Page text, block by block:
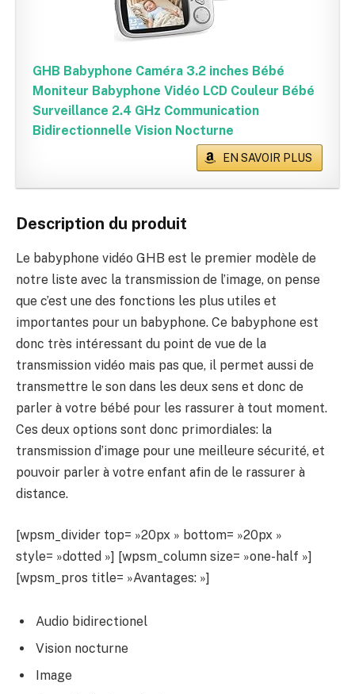
GHB Babyphone Caméra 3.2 inches Bébé
Moniteur Babyphone Vidéo LCD Couleur Bébé
Surveillance 2.4 GHz Communication
Bidirectionnelle Vision Nocturne
EN SAVOIR PLUS
Description du produit
Le babyphone vidéo GHB est le premier modèle de
notre liste avec la transmission de l’image, on pense
que c’est une des fonctions les plus utiles et
importantes pour un babyphone. Ce babyphone est
donc très intéressant du point de vue de la
transmission vidéo mais pas que, il permet aussi de
transmettre le son dans les deux sens et donc de
parler à votre bébé pour les rassurer à tout moment.
Ces deux options sont donc primordiales: la
transmission d’image pour une meilleure sécurité, et
pouvoir parler à votre enfant afin de le rassurer à
distance.
[wpsm_divider top= »20px » bottom= »20px »
style= »dotted »] [wpsm_column size= »one-half »]
[wpsm_pros title= »Avantages: »]
Audio bidirectionel
Vision nocturne
Image